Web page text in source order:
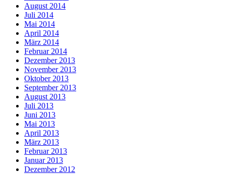
August 2014
Juli 2014
Mai 2014
April 2014
März 2014
Februar 2014
Dezember 2013
November 2013
Oktober 2013
September 2013
August 2013
Juli 2013
Juni 2013
Mai 2013
April 2013
März 2013
Februar 2013
Januar 2013
Dezember 2012